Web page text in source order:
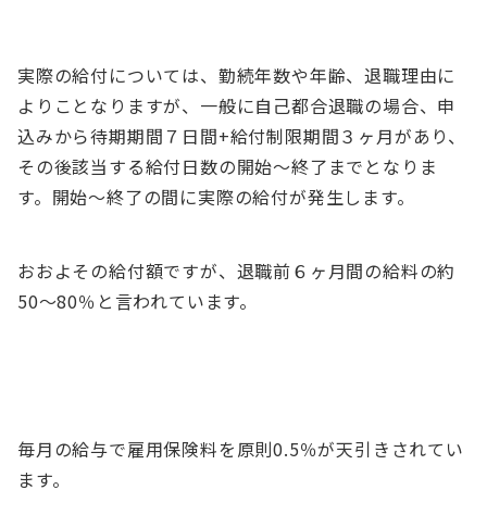
実際の給付については、勤続年数や年齢、退職理由に
よりことなりますが、一般に自己都合退職の場合、申
込みから待期期間７日間+給付制限期間３ヶ月があり、
その後該当する給付日数の開始～終了までとなりま
す。開始～終了の間に実際の給付が発生します。
おおよその給付額ですが、退職前６ヶ月間の給料の約
50～80％と言われています。
毎月の給与で雇用保険料を原則0.5％が天引きされてい
ます。